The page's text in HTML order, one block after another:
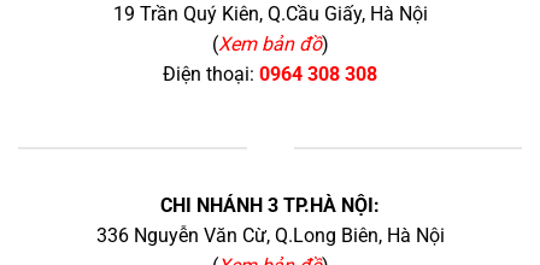
19 Trần Quý Kiên, Q.Cầu Giấy, Hà Nội
(Xem bản đồ)
Điện thoại: 0964 308 308
CHI NHÁNH 3 TP.HÀ NỘI:
336 Nguyễn Văn Cừ, Q.Long Biên, Hà Nội